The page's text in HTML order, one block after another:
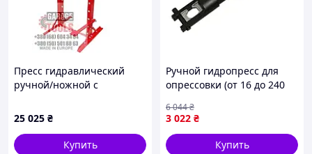
Пресс гидравлический
ручной/ножной с
т
25 025 ₴
Купить
Ручной гидропресс для
опрессовки (от 16 до 240
гидравлический для
опрессовки проводов, XMU
3 022 ₴
6 044₴
Купить